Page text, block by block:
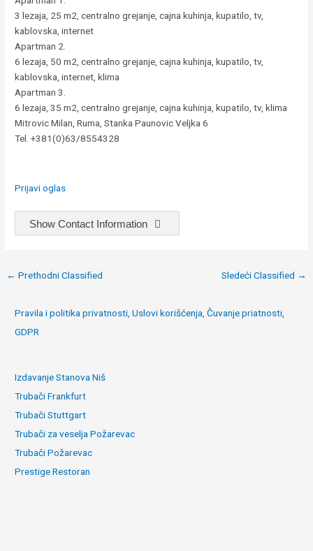
3 lezaja, 25 m2, centralno grejanje, cajna kuhinja, kupatilo, tv,
kablovska, internet
Apartman 2.
6 lezaja, 50 m2, centralno grejanje, cajna kuhinja, kupatilo, tv,
kablovska, internet, klima
Apartman 3.
6 lezaja, 35 m2, centralno grejanje, cajna kuhinja, kupatilo, tv, klima
Mitrovic Milan, Ruma, Stanka Paunovic Veljka 6
Tel. +381(0)63/8554328
Prijavi oglas
Show Contact Information
Post
← Prethodni Classified Sledeći Classified →
Pravila i politika privatnosti, Uslovi korišćenja, Čuvanje priatnosti,
GDPR
Izdavanje Stanova Niš
Trubači Frankfurt
Trubači Stuttgart
Trubači za veselja Požarevac
Trubači Požarevac
Prestige Restoran